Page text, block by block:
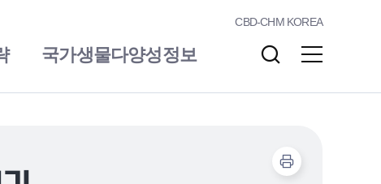
CBD-CHM KOREA
국가생물다양성정보